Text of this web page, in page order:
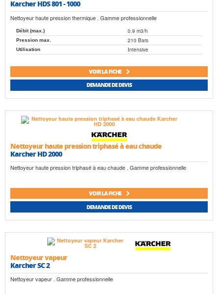
Karcher HDS 801 - 1000
Nettoyeur haute pression thermique . Gamme professionnelle
Débit (max.) 0.9 m3/h
Pression max. 210 Bars
Utilisation Intensive
VOIR LA FICHE
DEMANDE DE DEVIS
Nettoyeur haute pression triphasé à eau chaude
Karcher HD 2000
Nettoyeur haute pression triphasé à eau chaude . Gamme professionnelle
VOIR LA FICHE
DEMANDE DE DEVIS
Nettoyeur vapeur
Karcher SC 2
Nettoyeur vapeur . Gamme professionnelle